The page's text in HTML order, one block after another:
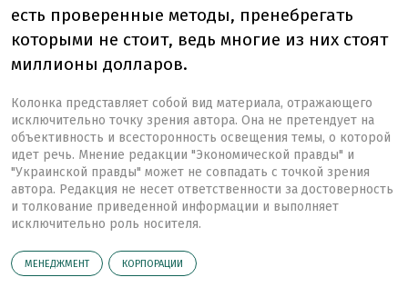
есть проверенные методы, пренебрегать
которыми не стоит, ведь многие из них стоят
миллионы долларов.
Колонка представляет собой вид материала, отражающего
исключительно точку зрения автора. Она не претендует на
объективность и всесторонность освещения темы, о которой
идет речь. Мнение редакции "Экономической правды" и
"Украинской правды" может не совпадать с точкой зрения
автора. Редакция не несет ответственности за достоверность
и толкование приведенной информации и выполняет
исключительно роль носителя.
МЕНЕДЖМЕНТ КОРПОРАЦИИ